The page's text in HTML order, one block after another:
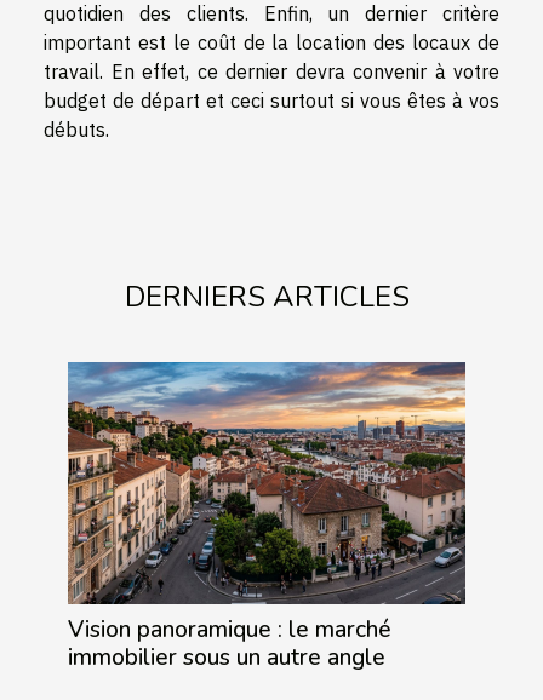
quotidien des clients. Enfin, un dernier critère
important est le coût de la location des locaux de
travail. En effet, ce dernier devra convenir à votre
budget de départ et ceci surtout si vous êtes à vos
débuts.
DERNIERS ARTICLES
Vision panoramique : le marché
immobilier sous un autre angle